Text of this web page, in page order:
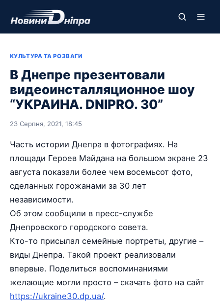
КУЛЬТУРА ТА РОЗВАГИ
В Днепре презентовали
видеоинсталляционное шоу
“УКРАИНА. DNIPRO. 30”
23 Серпня, 2021, 18:45
Часть истории Днепра в фотографиях. На
площади Героев Майдана на большом экране 23
августа показали более чем восемьсот фото,
сделанных горожанами за 30 лет
независимости.
Об этом сообщили в пресс-службе
Днепровского городского совета.
Кто-то присылал семейные портреты, другие –
виды Днепра. Такой проект реализовали
впервые. Поделиться воспоминаниями
желающие могли просто – скачать фото на сайт
https://ukraine30.dp.ua/.